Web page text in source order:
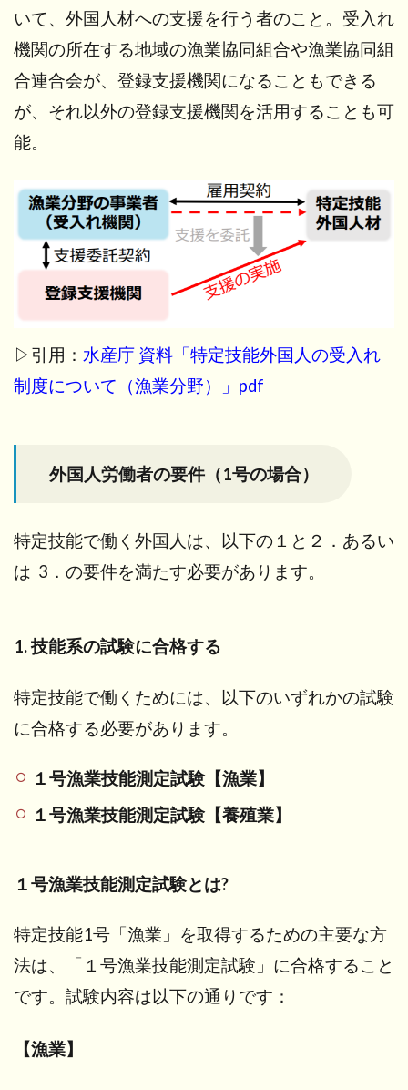
いて、外国人材への支援を行う者のこと。受入れ
機関の所在する地域の漁業協同組合や漁業協同組
合連合会が、登録支援機関になることもできる
が、それ以外の登録支援機関を活用することも可
能。
▷引用： 水産庁 資料「特定技能外国人の受入れ
制度について（漁業分野）」pdf
外国人労働者の要件（1号の場合）
特定技能で働く外国人は、以下の１と２．あるい
は 3．の要件を満たす必要があります。
1. 技能系の試験に合格する
特定技能で働くためには、以下のいずれかの試験
に合格する必要があります。
１号漁業技能測定試験【漁業】
１号漁業技能測定試験【養殖業】
１号漁業技能測定試験とは?
特定技能1号「漁業」を取得するための主要な方
法は、「１号漁業技能測定試験」に合格すること
です。試験内容は以下の通りです：
【漁業】